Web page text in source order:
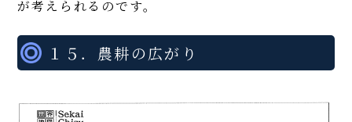
が考えられるのです。
１５．農耕の広がり